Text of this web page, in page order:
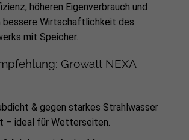
höheren Eigenverbrauch und
bessere Wirtschaftlichkeit des
mit Speicher.
Growatt NEXA
& gegen starkes Strahlwasser
– ideal für Wetterseiten.